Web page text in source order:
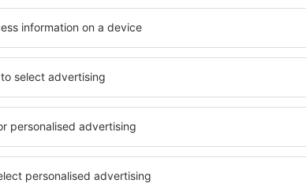
3 tilbudtil
Berlin
FRA 546 DKK
HOLLAND